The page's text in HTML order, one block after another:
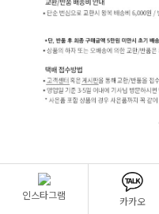
인스타그램
카카오